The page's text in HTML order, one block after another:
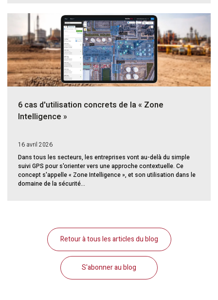
6 cas d'utilisation concrets de la « Zone
Intelligence »
16 avril 2026
Dans tous les secteurs, les entreprises vont au-delà du simple
suivi GPS pour s'orienter vers une approche contextuelle. Ce
concept s'appelle « Zone Intelligence », et son utilisation dans le
domaine de la sécurité...
Retour à tous les articles du blog
S'abonner au blog